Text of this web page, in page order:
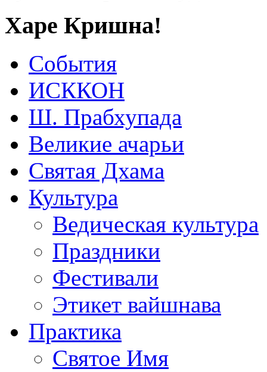
Харе Кришна!
События
ИСККОН
Ш. Прабхупада
Великие ачарьи
Святая Дхама
Культура
Ведическая культура
Праздники
Фестивали
Этикет вайшнава
Практика
Святое Имя